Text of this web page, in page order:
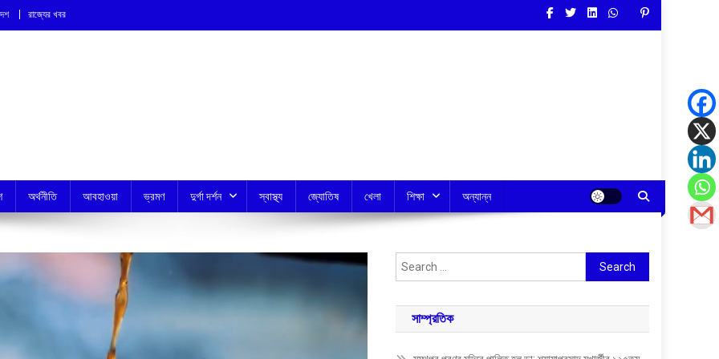
রাজ্যের খবর
অর্থনীতি আবহাওয়া ভ্রমণ দুর্গা দর্শন স্বাস্থ্য জ্যোতিষ খেলা শিক্ষা অন্যান্ন
Search
for:
সাম্প্রতিক